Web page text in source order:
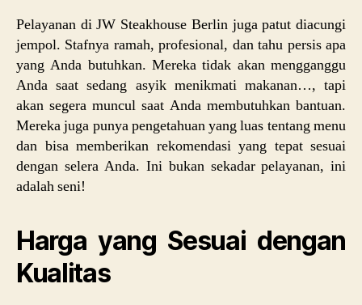
Pelayanan di JW Steakhouse Berlin juga patut diacungi
jempol. Stafnya ramah, profesional, dan tahu persis apa
yang Anda butuhkan. Mereka tidak akan mengganggu
Anda saat sedang asyik menikmati makanan…, tapi
akan segera muncul saat Anda membutuhkan bantuan.
Mereka juga punya pengetahuan yang luas tentang menu
dan bisa memberikan rekomendasi yang tepat sesuai
dengan selera Anda. Ini bukan sekadar pelayanan, ini
adalah seni!
Harga yang Sesuai dengan
Kualitas